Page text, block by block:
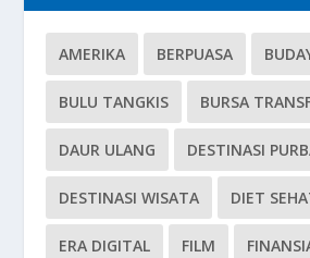
AMERIKA BERPUASA
BULU TANGKIS BURSA
DAUR ULANG DESTINASI
DESTINASI WISATA DIET
ERA DIGITAL FILM